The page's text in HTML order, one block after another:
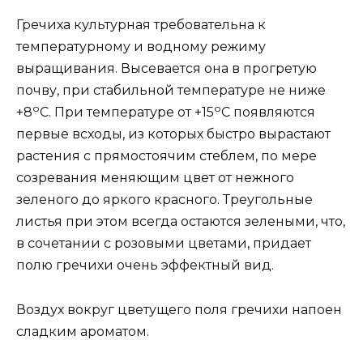
Гречиха культурная требовательна к
температурному и водному режиму
выращивания. Высевается она в прогретую
почву, при стабильной температуре не ниже
+8оС. При температуре от +15оС появляются
первые всходы, из которых быстро вырастают
растения с прямостоячим стеблем, по мере
созревания меняющим цвет от нежного
зеленого до яркого красного. Треугольные
листья при этом всегда остаются зелеными, что,
в сочетании с розовыми цветами, придает
полю гречихи очень эффектный вид.
Воздух вокруг цветущего поля гречихи напоен
сладким ароматом.